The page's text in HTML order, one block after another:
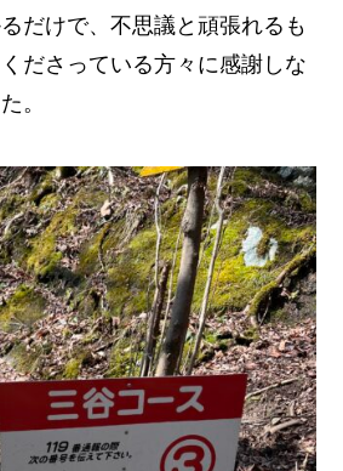
だけで、不思議と頑張れるも
ださっている方々に感謝しな
。